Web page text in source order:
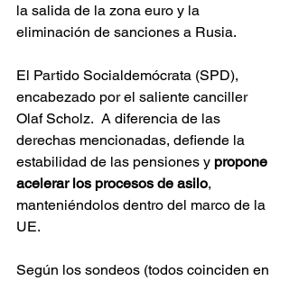
la salida de la zona euro y la
eliminación de sanciones a Rusia.
El Partido Socialdemócrata (SPD),
encabezado por el saliente canciller
Olaf Scholz.  A diferencia de las
derechas mencionadas, defiende la
estabilidad de las pensiones y propone
acelerar los procesos de asilo,
manteniéndolos dentro del marco de la
UE.
Según los sondeos (todos coinciden en